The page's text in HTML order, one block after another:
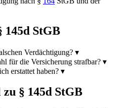
145d StGB
Verdächtigung? ▾
für die Versicherung strafbar? ▾
erstattet haben? ▾
§ 145d StGB